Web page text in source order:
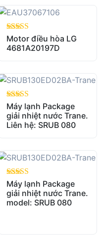
out of 5
Motor điều hòa LG
4681A20197D
out of 5
Máy lạnh Package
giải nhiệt nước Trane.
Liên hệ: SRUB 080
out of 5
Máy lạnh Package
giải nhiệt nước Trane.
model: SRUB 080